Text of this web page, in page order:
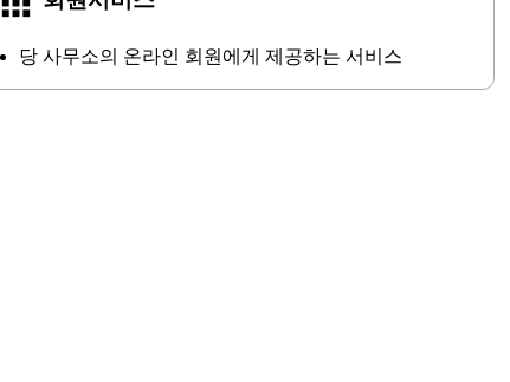
당 사무소의 온라인 회원에게 제공하는 서비스